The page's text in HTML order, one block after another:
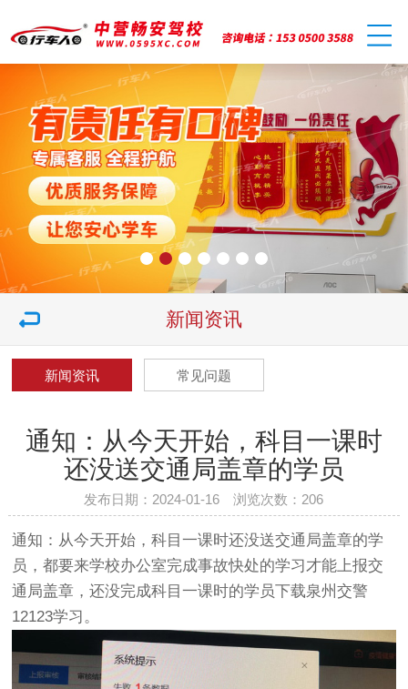
新闻资讯
新闻资讯 常见问题
通知：从今天开始，科目一课时
还没送交通局盖章的学员
发布日期：2024-01-16 浏览次数： 206
通知：从今天开始，科目一课时还没送交通局盖章的学
员，都要来学校办公室完成事故快处的学习才能上报交
通局盖章，还没完成科目一课时的学员下载泉州交警
12123学习。